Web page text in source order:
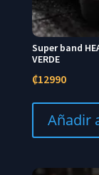
Super band
VERDE
₡12990
Añadir